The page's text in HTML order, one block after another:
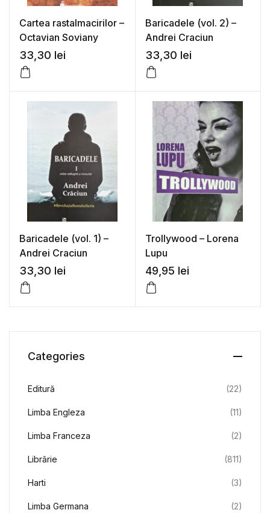
Cartea rastalmacirilor –
Octavian Soviany
33,30 lei
Baricadele (vol. 2) –
Andrei Craciun
33,30 lei
Baricadele (vol. 1) –
Andrei Craciun
33,30 lei
Trollywood – Lorena
Lupu
49,95 lei
Categories
Editură (22)
Limba Engleza (11)
Limba Franceza (2)
Librărie (811)
Harti (3)
Limba Germana (2)